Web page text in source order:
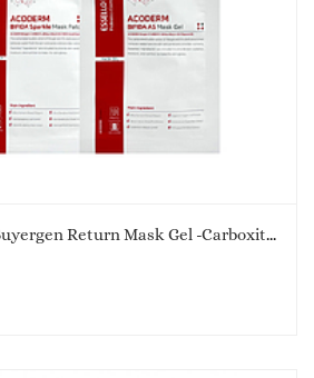
Essello Accorderm Buyergen Return Mask Gel -Carboxiterapia / UNIDAD